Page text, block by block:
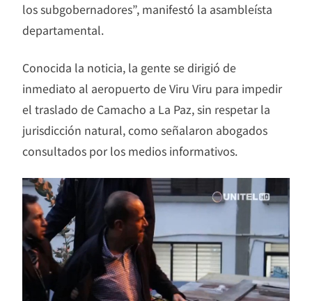
los subgobernadores”, manifestó la asambleísta
departamental.
Conocida la noticia, la gente se dirigió de
inmediato al aeropuerto de Viru Viru para impedir
el traslado de Camacho a La Paz, sin respetar la
jurisdicción natural, como señalaron abogados
consultados por los medios informativos.